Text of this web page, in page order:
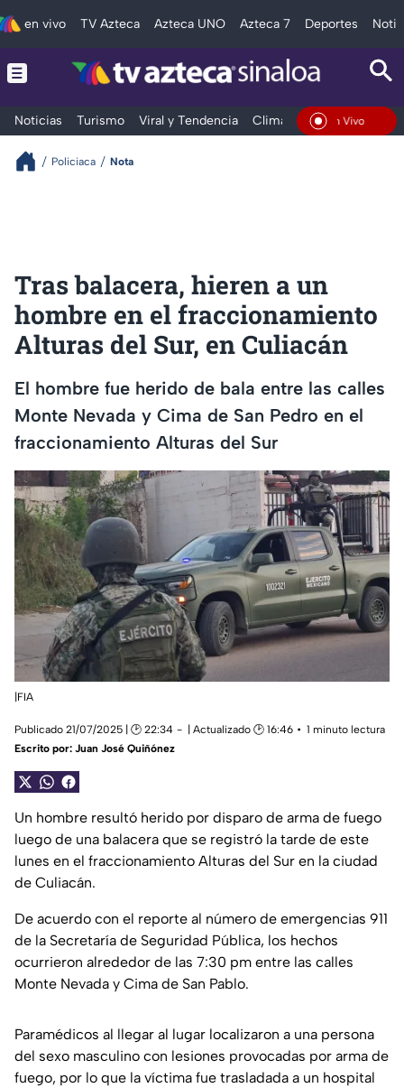
en vivo TV Azteca Azteca UNO Azteca 7 Deportes
Noticias Turismo Viral y Tendencia Clima Deportes
En Vivo
Policiaca Nota
Tras balacera, hieren a un
hombre en el fraccionamiento
Alturas del Sur, en Culiacán
El hombre fue herido de bala entre las calles
Monte Nevada y Cima de San Pedro en el
fraccionamiento Alturas del Sur
|FIA
Publicado 21/07/2025 | 🕑 22:34 | Actualizado 🕑 16:46
1 minuto lectura
Escrito por: Juan José Quiñónez
Un hombre resultó herido por disparo de arma de fuego
luego de una balacera que se registró la tarde de este
lunes en el fraccionamiento Alturas del Sur en la ciudad
de Culiacán.
De acuerdo con el reporte al número de emergencias 911
de la Secretaría de Seguridad Pública, los hechos
ocurrieron alrededor de las 7:30 pm entre las calles
Monte Nevada y Cima de San Pablo.
Paramédicos al llegar al lugar localizaron a una persona
del sexo masculino con lesiones provocadas por arma de
fuego, por lo que la víctima fue trasladada a un hospital